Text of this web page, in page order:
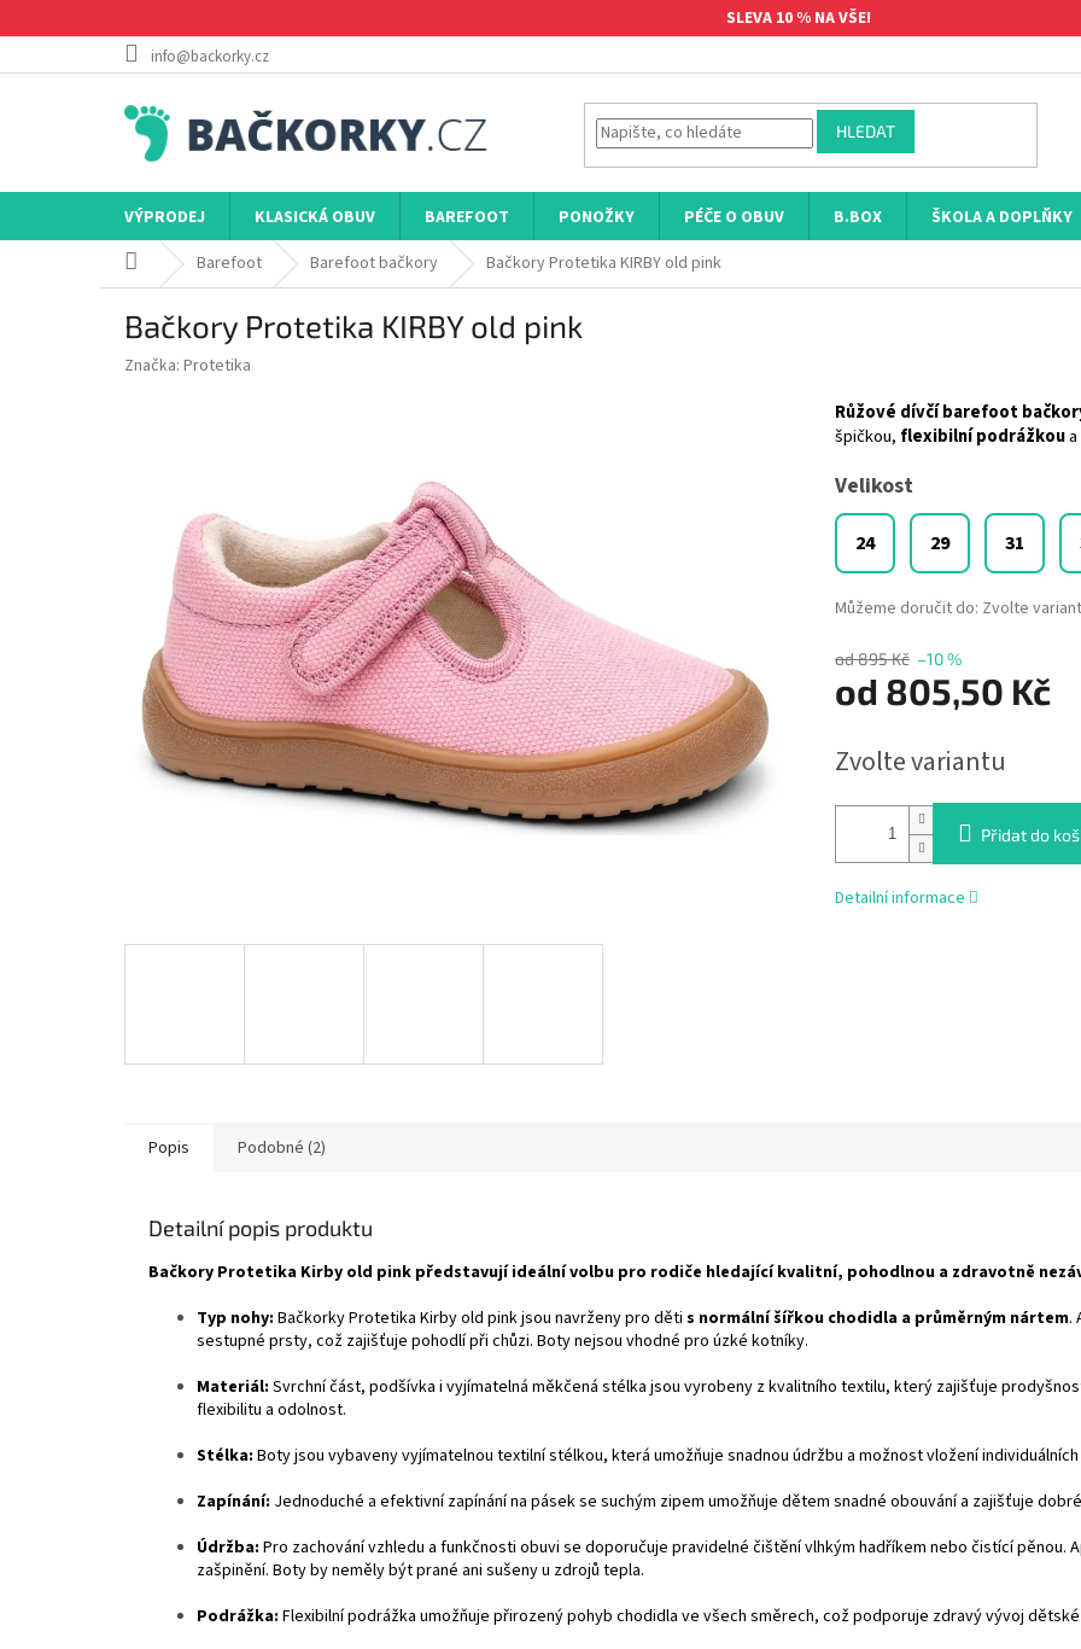
na
SLEVA 10 % NA VŠE!
info@backorky.cz
HLEDAT
VÝPRODEJ KLASICKÁ OBUV BAREFOOT PONOŽKY PÉČE O OBUV B.BOX ŠKOLA A DOPLŇKY
Domů Barefoot Barefoot bačkory Bačkory Protetika KIRBY old pink
Bačkory Protetika KIRBY old pink
Značka: Protetika
od 895 Kč –10 %
od 805,50 Kč
cena:
Zvolte variantu
Velikost
24 29 31
Můžeme doručit do: Zvolte
Přidat do
Růžové dívčí barefoot
špičkou, flexibilní podrážkou
Detailní informace
Popis Podobné (2)
Detailní popis produktu
Bačkory Protetika Kirby old pink představují ideální volbu pro rodiče hledající kvalitní, pohodlnou a zdravotně
Typ nohy: Bačkorky Protetika Kirby old pink jsou navrženy pro děti s normální šířkou chodidla a průměrným nártem.
sestupné prsty, což zajišťuje pohodlí při chůzi. Boty nejsou vhodné pro úzké kotníky.
Materiál: Svrchní část, podšívka i vyjímatelná měkčená stélka jsou vyrobeny z kvalitního textilu, který zajišťuje
flexibilitu a odolnost.
Stélka: Boty jsou vybaveny vyjímatelnou textilní stélkou, která umožňuje snadnou údržbu a možnost vložení
Zapínání: Jednoduché a efektivní zapínání na pásek se suchým zipem umožňuje dětem snadné obouvání a zajišťuje
Údržba: Pro zachování vzhledu a funkčnosti obuvi se doporučuje pravidelné čištění vlhkým hadříkem nebo čistící pěnou.
zašpinění. Boty by neměly být prané ani sušeny u zdrojů tepla.
Podrážka: Flexibilní podrážka umožňuje přirozený pohyb chodidla ve všech směrech, což podporuje zdravý vývoj dětské